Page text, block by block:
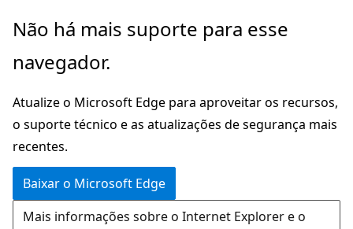
Pular
o
principal
Não há mais suporte para esse
navegador.
Atualize o Microsoft Edge para aproveitar os recursos,
o suporte técnico e as atualizações de segurança mais
recentes.
Baixar o Microsoft Edge
Mais informações sobre o Internet Explorer e o